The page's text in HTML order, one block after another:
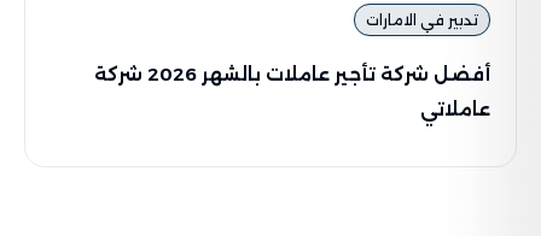
تدبير في الامارات
أفضل شركة تأجير عاملات بالشهر 2026 شركة
عاملاتي